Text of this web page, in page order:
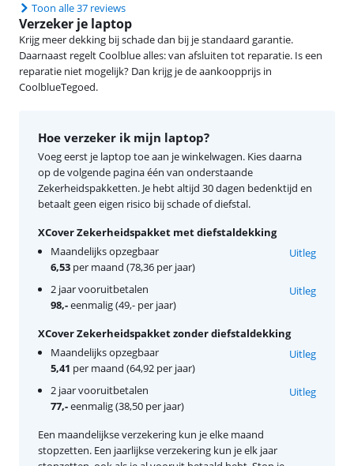
Toon alle 37 reviews
Verzeker je laptop
Krijg meer dekking bij schade dan bij je standaard garantie.
Daarnaast regelt Coolblue alles: van afsluiten tot reparatie. Is een
reparatie niet mogelijk? Dan krijg je de aankoopprijs in
CoolblueTegoed.
Hoe verzeker ik mijn laptop?
Voeg eerst je laptop toe aan je winkelwagen. Kies daarna
op de volgende pagina één van onderstaande
Zekerheidspakketten. Je hebt altijd 30 dagen bedenktijd en
betaalt geen eigen risico bij schade of diefstal.
XCover Zekerheidspakket met diefstaldekking
Maandelijks opzegbaar
6,53 per maand (78,36 per jaar)
Uitleg
2 jaar vooruitbetalen
98,-eenmalig (49,- per jaar)
Uitleg
XCover Zekerheidspakket zonder diefstaldekking
Maandelijks opzegbaar
5,41 per maand (64,92 per jaar)
Uitleg
2 jaar vooruitbetalen
77,-eenmalig (38,50 per jaar)
Uitleg
Een maandelijkse verzekering kun je elke maand
stopzetten. Een jaarlijkse verzekering kun je elk jaar